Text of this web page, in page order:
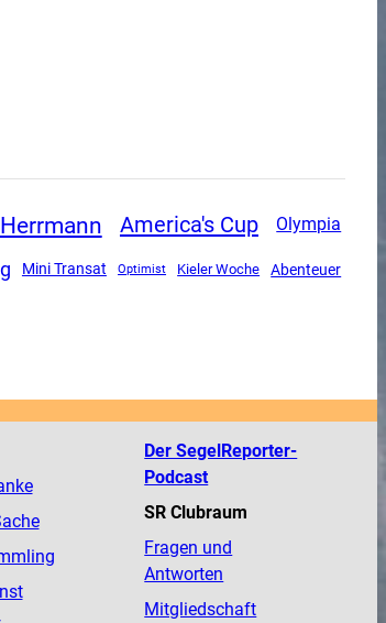
America's Cup Olympia
Mini Transat Optimist Kieler Woche Abenteuer
Der SegelReporter-
Podcast
SR Clubraum
Fragen und
Antworten
Mitgliedschaft